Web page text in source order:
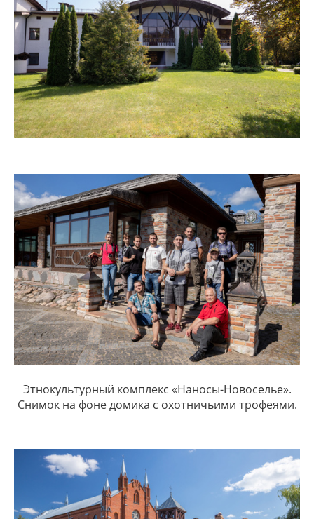
Эт­но­куль­тур­ный ком­плекс «Наносы-Новоселье».
Снимок на фоне домика с охотничьими трофеями.